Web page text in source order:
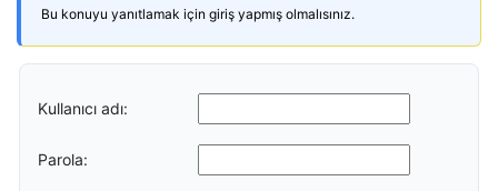
Bu konuyu yanıtlamak için giriş yapmış olmalısınız.
Kullanıcı adı:
Parola: